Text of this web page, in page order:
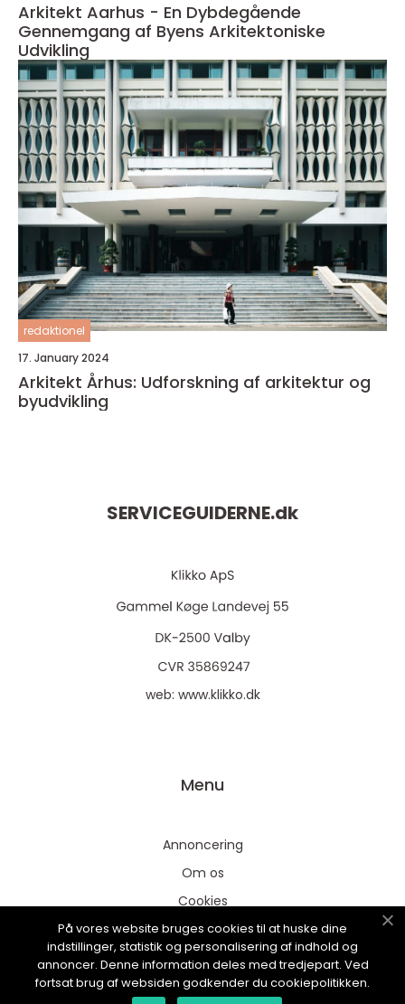
Arkitekt Aarhus - En Dybdegående
Gennemgang af Byens Arkitektoniske
Udvikling
redaktionel
17. January 2024
Arkitekt Århus: Udforskning af arkitektur og
byudvikling
SERVICEGUIDERNE.dk
web: www.klikko.dk
Menu
Annoncering
Om os
Cookies
Kontakt os
Sitemap
På vores website bruges cookies til at huske dine
indstillinger, statistik og personalisering af indhold og
annoncer. Denne information deles med tredjepart. Ved
fortsat brug af websiden godkender du cookiepolitikken.